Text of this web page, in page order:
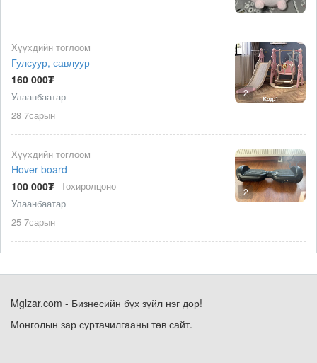
2
Хүүхдийн тоглоом
Гулсуур, савлуур
160 000₮
Улаанбаатар
28 7сарын
2
Хүүхдийн тоглоом
Hover board
100 000₮ Тохиролцоно
Улаанбаатар
25 7сарын
Mglzar.com - Бизнесийн бүх зүйл нэг дор!
Монголын зар суртачилгааны төв сайт.